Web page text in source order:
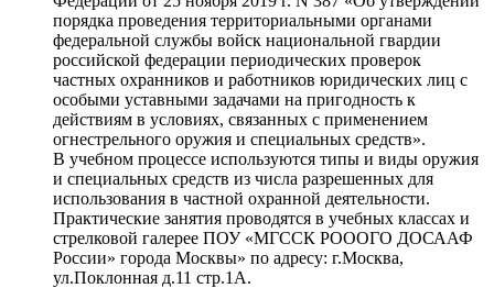
порядка проведения территориальными органами
федеральной службы войск национальной гвардии
российской федерации периодических проверок
частных охранников и работников юридических лиц с
особыми уставными задачами на пригодность к
действиям в условиях, связанных с применением
огнестрельного оружия и специальных средств».
В учебном процессе используются типы и виды оружия
и специальных средств из числа разрешенных для
использования в частной охранной деятельности.
Практические занятия проводятся в учебных классах и
стрелковой галерее ПОУ «МГССК РОООГО ДОСААФ
России» города Москвы» по адресу: г.Москва,
ул.Поклонная д.11 стр.1А.